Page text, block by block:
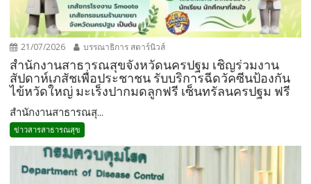
21/07/2026 บรรณาธิการ สตาร์นิวส์
สำนักงานสาธารณสุขจังหวัดนครปฐม เชิญร่วมงาน
สัปดาห์เภสัชเพื่อประชาชน รับบริการฉีดวัคซีนป้องกัน
ไข้หวัดใหญ่ มะเร็งปากมดลูกฟรี เซ็นทรัลนครปฐม ฟรี
สำนักงานสาธารณสุ...
ข่าวสารสาธารณสุข